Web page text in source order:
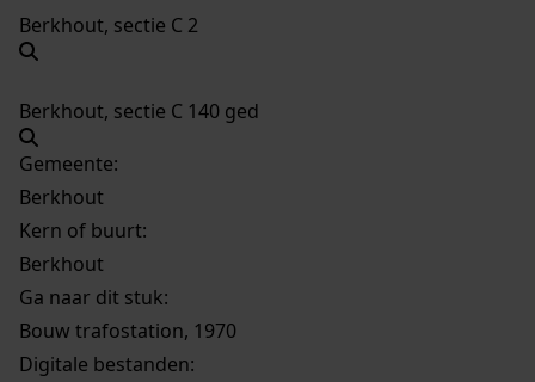
Berkhout, sectie C 2
Berkhout, sectie C 140 ged
Gemeente:
Berkhout
Kern of buurt:
Berkhout
Ga naar dit stuk:
Bouw trafostation, 1970
Digitale bestanden: